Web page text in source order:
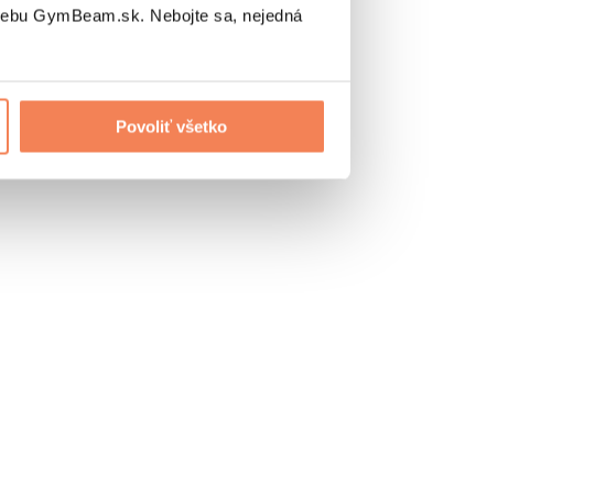
GymBeam.sk. Nebojte sa, nejedná
Povoliť všetko